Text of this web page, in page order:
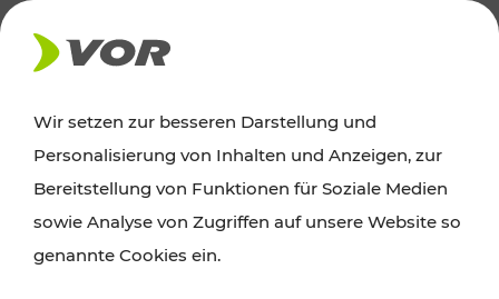
AKTUELLES
Ausflugstipps
Wien, Niederösterreich und das Burgenland
Wir setzen zur besseren Darstellung und
Personalisierung von Inhalten und Anzeigen, zur
Bereitstellung von Funktionen für Soziale Medien
sowie Analyse von Zugriffen auf unsere Website so
genannte Cookies ein.